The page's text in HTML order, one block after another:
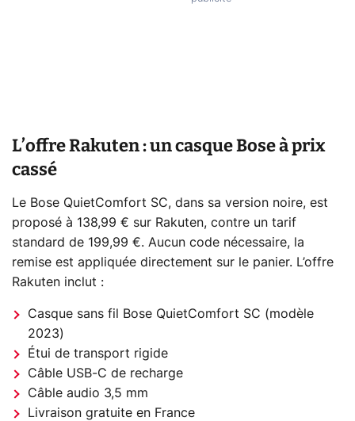
L’offre Rakuten : un casque Bose à prix
cassé
Le Bose QuietComfort SC, dans sa version noire, est
proposé à 138,99 € sur Rakuten, contre un tarif
standard de 199,99 €. Aucun code nécessaire, la
remise est appliquée directement sur le panier. L’offre
Rakuten inclut :
Casque sans fil Bose QuietComfort SC (modèle
2023)
Étui de transport rigide
Câble USB-C de recharge
Câble audio 3,5 mm
Livraison gratuite en France